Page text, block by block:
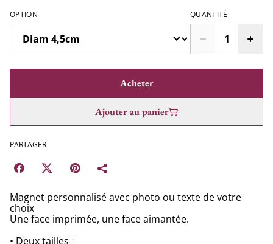
OPTION QUANTITÉ
Acheter
Ajouter au panier
PARTAGER
Magnet personnalisé avec photo ou texte de votre
choix
Une face imprimée, une face aimantée.
• Deux tailles =